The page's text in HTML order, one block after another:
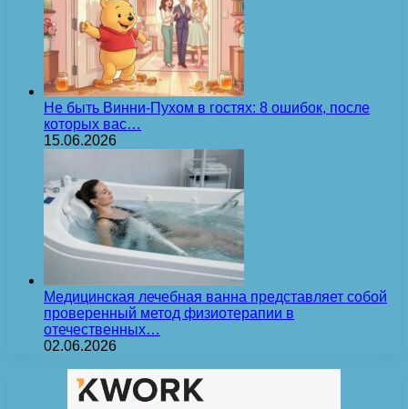
Не быть Винни-Пухом в гостях: 8 ошибок, после
которых вас…
15.06.2026
Медицинская лечебная ванна представляет собой
проверенный метод физиотерапии в
отечественных…
02.06.2026